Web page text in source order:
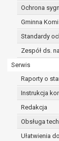
Ochrona
Gminna
Standardy
Zespół ds.
Serwis
Raporty o
Instrukcja
Redakcja
Obsługa
Ułatwienia